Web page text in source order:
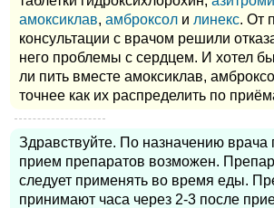
амоксиклав, амброксол и линекс. От
консультации с врачом решили
него проблемы с сердцем. И хотел
ли пить вместе амоксиклав,
точнее как их распределить по
Здравствуйте. По назначению врача
прием препаратов возможен.
следует применять во время еды.
принимают часа через 2-3 после